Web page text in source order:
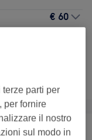
€ 60
parti per
per fornire
il nostro
sul modo in